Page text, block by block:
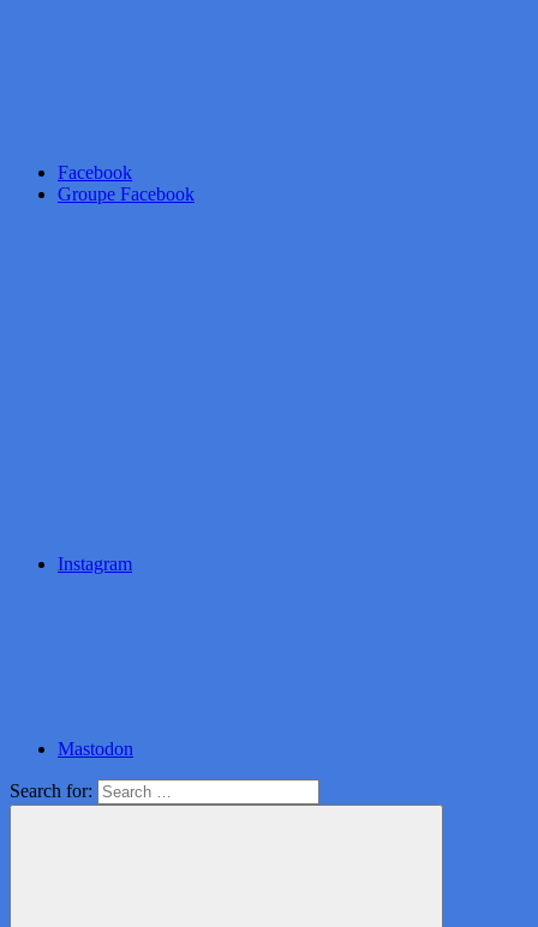
Facebook
Groupe Facebook
Instagram
Mastodon
Search for: